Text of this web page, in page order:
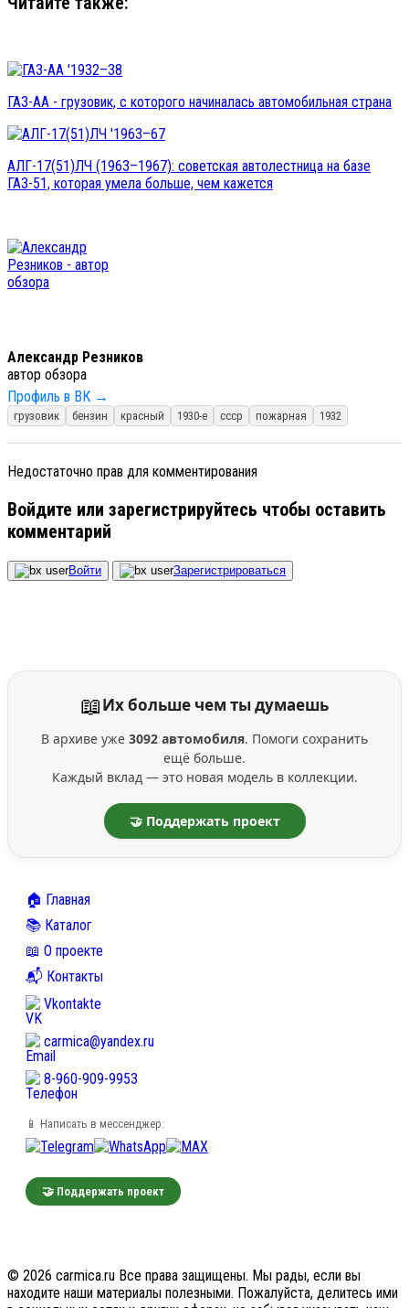
ГАЗ-АА - грузовик, с которого начиналась автомобильная страна
АЛГ-17(51)ЛЧ (1963–1967): советская автолестница на базе
ГАЗ-51, которая умела больше, чем кажется
Александр Резников
автор обзора
Профиль в ВК →
грузовик бензин красный 1930-е ссср пожарная 1932
Недостаточно прав для комментирования
Войдите или зарегистрируйтесь чтобы оставить
комментарий
Войти Зарегистрироваться
📖Их больше чем ты думаешь
В архиве уже 3092 автомобиля. Помоги сохранить
ещё больше.
Каждый вклад — это новая модель в коллекции.
🤝 Поддержать проект
🏠 Главная
📚 Каталог
📖 О проекте
📬 Контакты
Vkontakte
carmica@yandex.ru
8-960-909-9953
📱 Написать в мессенджер:
🤝 Поддержать проект
© 2026 carmica.ru Все права защищены. Мы рады, если вы
находите наши материалы полезными. Пожалуйста, делитесь ими